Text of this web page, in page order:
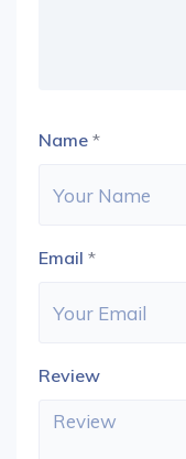
Name *
Email *
Review